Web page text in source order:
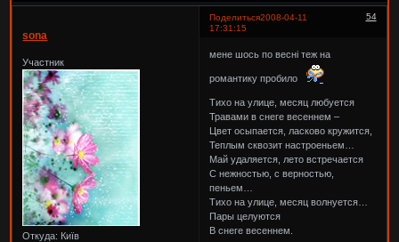
Поделиться 54
2008-04-11
17:31:15
sona
Участник
Откуда: Київ
мене шось по весні теж на
романтику пробило
Тихо на улице, месяц любуется
Травами в снеге весеннем –
Цвет осыпается, ласково кружится,
Теплым сквозит настроеньем…
Май удаляется, лето встречается
С нежностью, с верностью,
пеньем…
Тихо на улице, месяц волнуется…
Пары целуются
В снеге весеннем.